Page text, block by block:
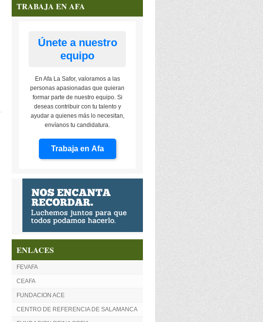
TRABAJA EN AFA
Únete a nuestro
equipo
En Afa La Safor, valoramos a las
personas apasionadas que quieran
formar parte de nuestro equipo. Si
deseas contribuir con tu talento y
ayudar a quienes más lo necesitan,
envíanos tu candidatura.
Trabaja en Afa
ENLACES
FEVAFA
CEAFA
FUNDACION ACE
CENTRO DE REFERENCIA DE SALAMANCA